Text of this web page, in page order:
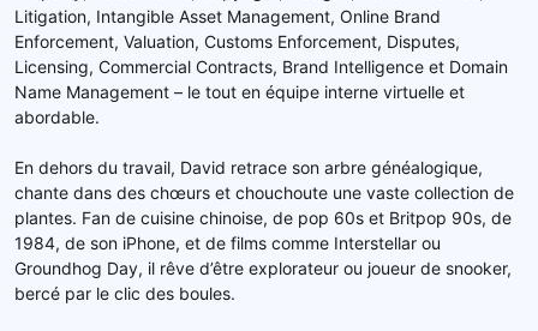
Litigation, Intangible Asset Management, Online Brand
Enforcement, Valuation, Customs Enforcement, Disputes,
Licensing, Commercial Contracts, Brand Intelligence et Domain
Name Management – le tout en équipe interne virtuelle et
abordable.
En dehors du travail, David retrace son arbre généalogique,
chante dans des chœurs et chouchoute une vaste collection de
plantes. Fan de cuisine chinoise, de pop 60s et Britpop 90s, de
1984, de son iPhone, et de films comme Interstellar ou
Groundhog Day, il rêve d’être explorateur ou joueur de snooker,
bercé par le clic des boules.